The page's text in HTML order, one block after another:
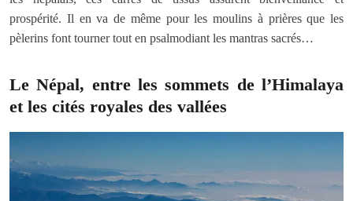
prospérité. Il en va de même pour les moulins à prières que les
pèlerins font tourner tout en psalmodiant les mantras sacrés…
Le Népal, entre les sommets de l’Himalaya
et les cités royales des vallées